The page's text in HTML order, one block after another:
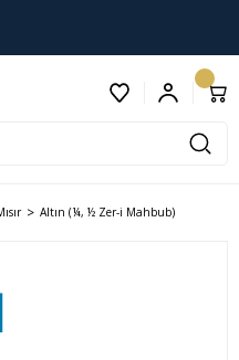
Altın (¼, ½ Zer-i Mahbub)